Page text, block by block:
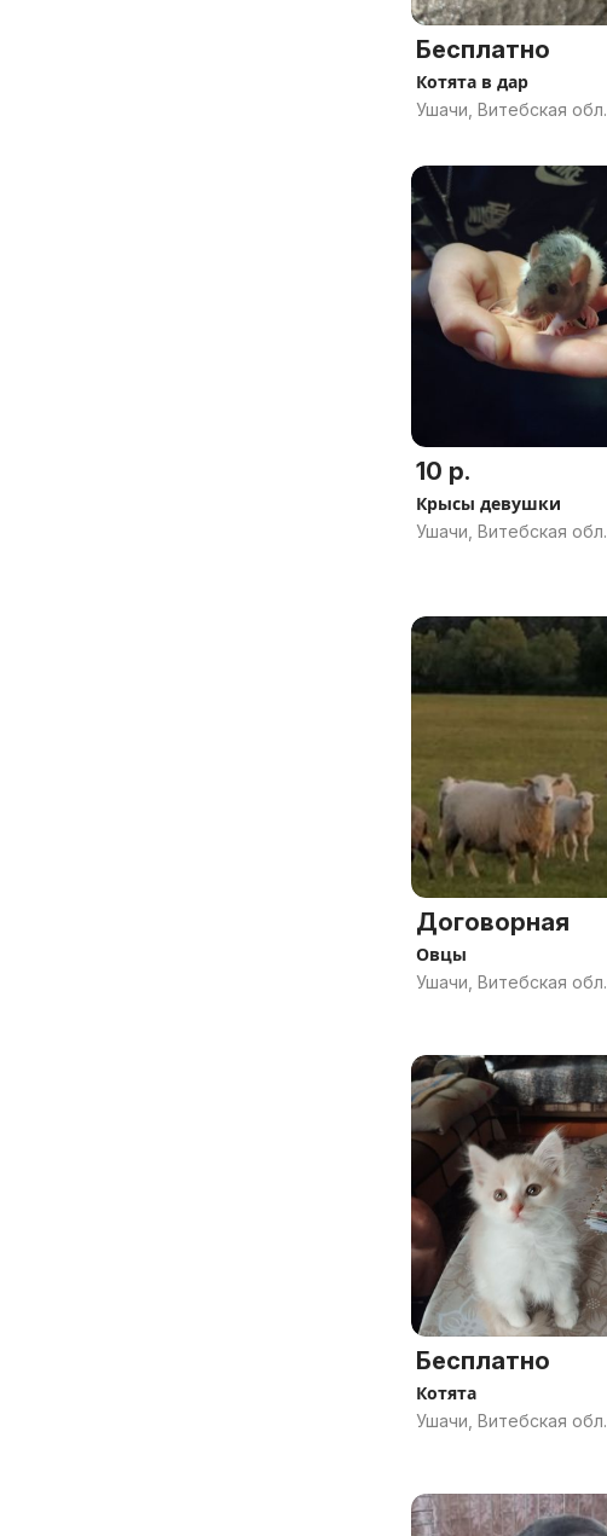
Бесплатно
Котята в дар
Ушачи, Витебская обл.
10 р.
Крысы девушки
Ушачи, Витебская обл.
Договорная
Овцы
Ушачи, Витебская обл.
Бесплатно
Котята
Ушачи, Витебская обл.